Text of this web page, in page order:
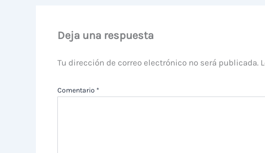
Deja una respuesta
Tu dirección de correo electrónico no será publicada.
Comentario *